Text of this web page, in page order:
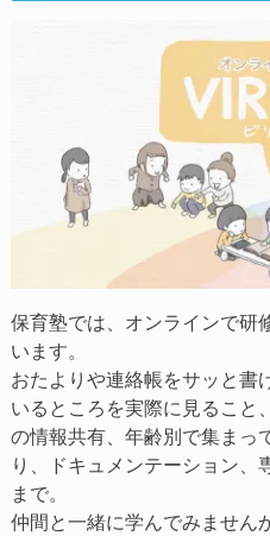
保育塾では、オンラインで研
います。
おたよりや連絡帳をサッと書
いるところを実際に見ること
の情報共有、年齢別で集まっ
り、ドキュメンテーション、
まで。
仲間と一緒に学んでみません